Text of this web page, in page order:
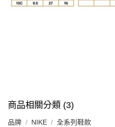
商品相關分類 (3)
品牌 NIKE 全系列鞋款